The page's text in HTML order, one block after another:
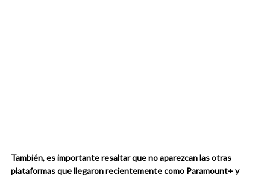
También, es importante resaltar que no aparezcan las otras
plataformas que llegaron recientemente como Paramount+ y